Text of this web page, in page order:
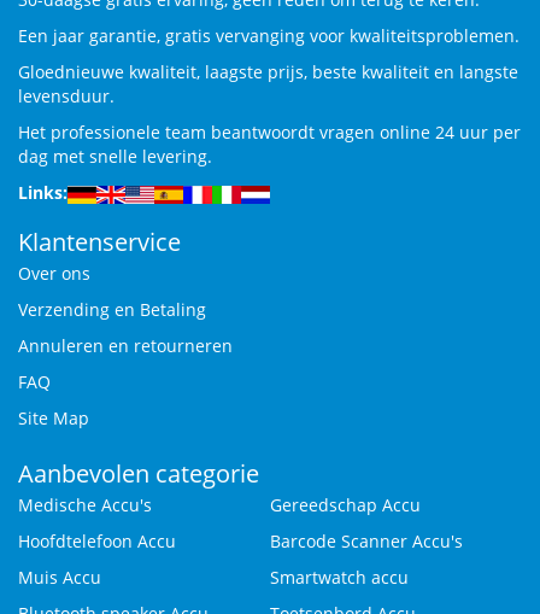
Een jaar garantie, gratis vervanging voor kwaliteitsproblemen.
Gloednieuwe kwaliteit, laagste prijs, beste kwaliteit en langste
levensduur.
Het professionele team beantwoordt vragen online 24 uur per
dag met snelle levering.
Links:
Klantenservice
Over ons
Verzending en Betaling
Annuleren en retourneren
FAQ
Site Map
Aanbevolen categorie
Medische Accu's
Gereedschap Accu
Hoofdtelefoon Accu
Barcode Scanner Accu's
Muis Accu
Smartwatch accu